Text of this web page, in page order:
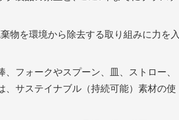
物を環境から除去する取り組みに力を入
フォークやスプーン、皿、ストロー、
、サステイナブル（持続可能）素材の使